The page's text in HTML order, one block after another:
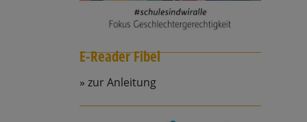
E-Reader Fibel
zur Anleitung